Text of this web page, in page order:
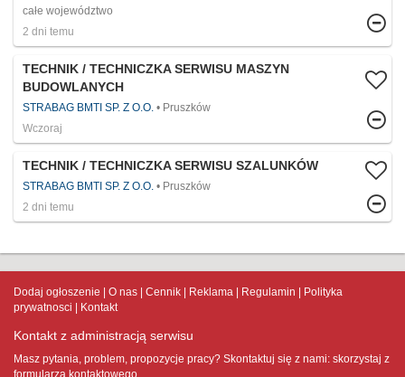
całe województwo
2 dni temu
TECHNIK / TECHNICZKA SERWISU MASZYN
BUDOWLANYCH
STRABAG BMTI SP. Z O.O.
Pruszków
Wczoraj
TECHNIK / TECHNICZKA SERWISU SZALUNKÓW
STRABAG BMTI SP. Z O.O.
Pruszków
2 dni temu
Dodaj ogłoszenie O nas Cennik Reklama Regulamin
Polityka
prywatnosci
Kontakt
Kontakt z administracją serwisu
Masz pytania, problem, propozycje pracy? Skontaktuj się z nami: skorzystaj z